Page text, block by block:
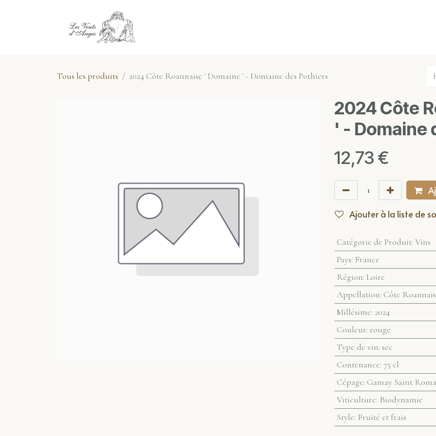
Tous les produits 2024 Côte Roannaise ' Domaine ' - Domaine des Pothiers
2024 Côte
' - Domaine
12,73 €
Ajouter à la liste de
Catégorie de Produit: Vins
Pays: France
Région: Loire
Appellation: Côte
Millésime: 2024
Couleur: rouge
Type de vin: sec
Contenance: 75 cl
Cépage: Gamay Saint
Viticulture: Biodynamie
Style: Fruité et frais